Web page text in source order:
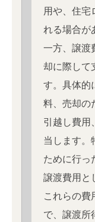
用や、住宅
れる場合が
一方、譲渡
却に際して
す。具体的
料、売却の
引越し費用
当します。
ために行っ
譲渡費用と
これらの費
で、譲渡所